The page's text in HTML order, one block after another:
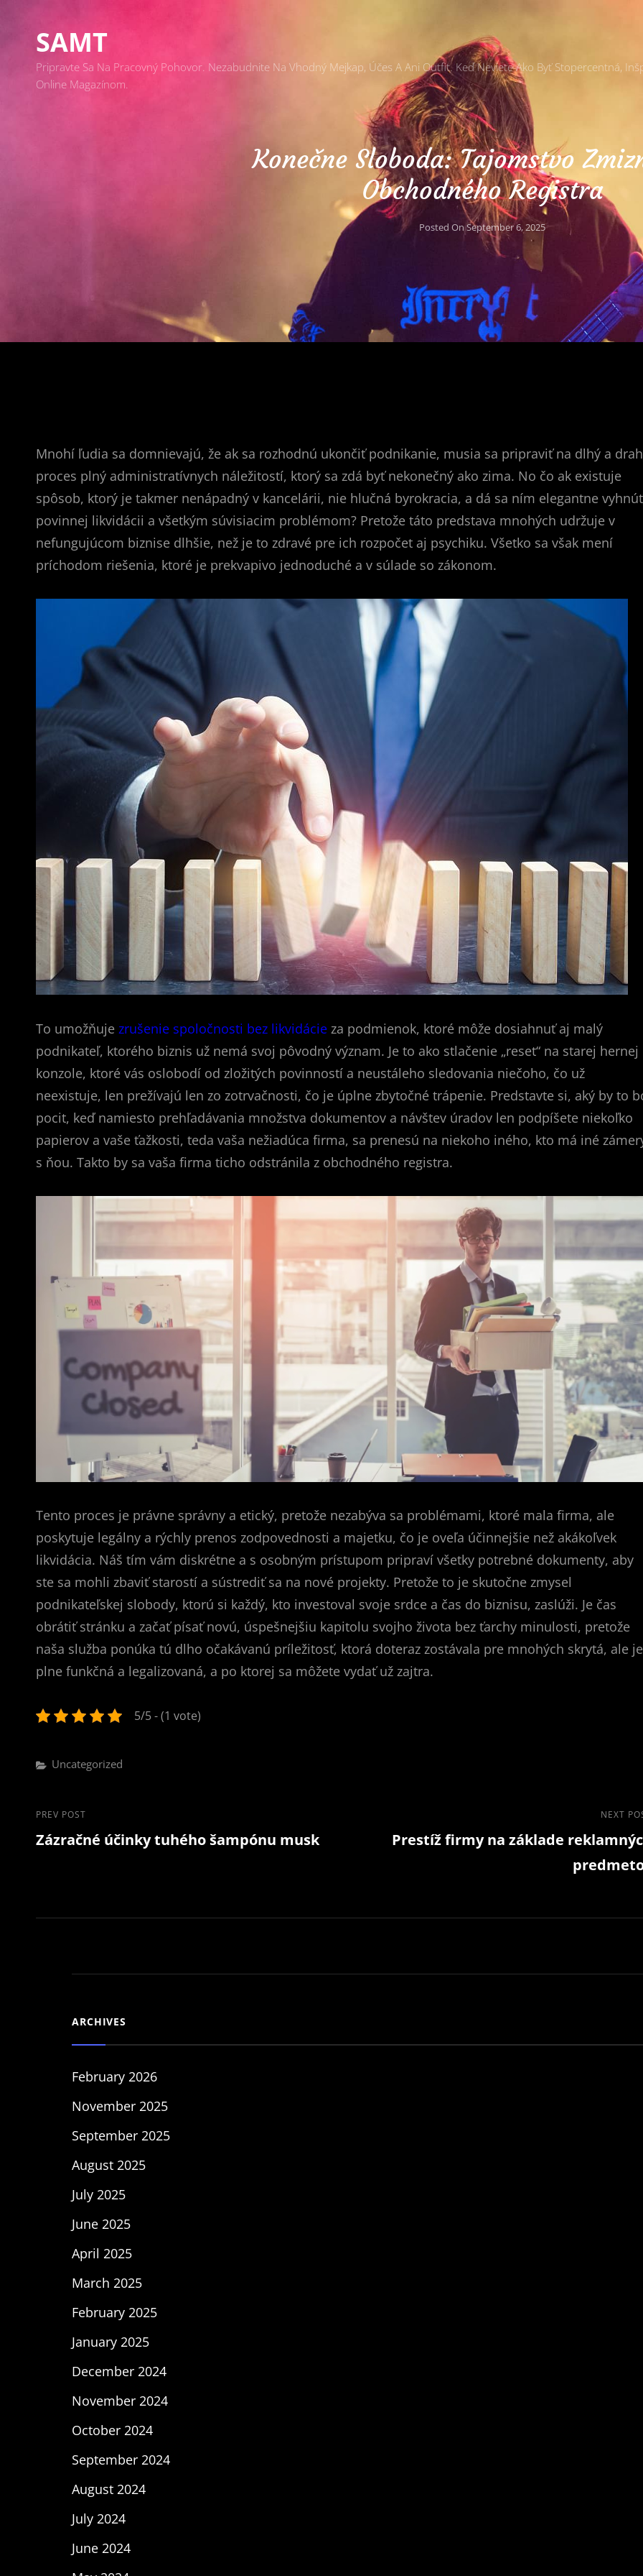
SAMT
Pripravte Sa Na Pracovný Pohovor. Nezabudnite Na Vhodný Mejkap, Účes A Ani Outfit. Keď Neviete Ako Byť Stopercentná,
Online Magazínom.
Konečne Sloboda: Tajomstvo
Obchodného Registra
Posted OnSeptember 6, 2025
Mnohí ľudia sa domnievajú, že ak sa rozhodnú ukončiť podnikanie, musia sa pripraviť na dlhý a
proces plný administratívnych náležitostí, ktorý sa zdá byť nekonečný ako zima. No čo ak existuje
spôsob, ktorý je takmer nenápadný v kancelárii, nie hlučná byrokracia, a dá sa ním elegantne vyhnúť
povinnej likvidácii a všetkým súvisiacim problémom? Pretože táto predstava mnohých udržuje v
nefungujúcom biznise dlhšie, než je to zdravé pre ich rozpočet aj psychiku. Všetko sa však mení
príchodom riešenia, ktoré je prekvapivo jednoduché a v súlade so zákonom.
To umožňuje zrušenie spoločnosti bez likvidácie za podmienok, ktoré môže dosiahnuť aj malý
podnikateľ, ktorého biznis už nemá svoj pôvodný význam. Je to ako stlačenie „reset“ na starej hernej
konzole, ktoré vás oslobodí od zložitých povinností a neustáleho sledovania niečoho, čo už
neexistuje, len prežívajú len zo zotrvačnosti, čo je úplne zbytočné trápenie. Predstavte si, aký by to
pocit, keď namiesto prehľadávania množstva dokumentov a návštev úradov len podpíšete niekoľko
papierov a vaše ťažkosti, teda vaša nežiadúca firma, sa prenesú na niekoho iného, kto má iné
s ňou. Takto by sa vaša firma ticho odstránila z obchodného registra.
Tento proces je právne správny a etický, pretože nezabýva sa problémami, ktoré mala firma, ale
poskytuje legálny a rýchly prenos zodpovednosti a majetku, čo je oveľa účinnejšie než akákoľvek
likvidácia. Náš tím vám diskrétne a s osobným prístupom pripraví všetky potrebné dokumenty, aby
ste sa mohli zbaviť starostí a sústrediť sa na nové projekty. Pretože to je skutočne zmysel
podnikateľskej slobody, ktorú si každý, kto investoval svoje srdce a čas do biznisu, zaslúži. Je čas
obrátiť stránku a začať písať novú, úspešnejšiu kapitolu svojho života bez ťarchy minulosti, pretože
naša služba ponúka tú dlho očakávanú príležitosť, ktorá doteraz zostávala pre mnohých skrytá, ale je
plne funkčná a legalizovaná, a po ktorej sa môžete vydať už zajtra.
5/5 - (1 vote)
Categories
Uncategorized
Post
navigation
Previous
Post
PREV POST
Zázračné účinky tuhého šampónu musk
NEXT
Prestíž firmy na základe
ARCHIVES
February 2026
November 2025
September 2025
August 2025
July 2025
June 2025
April 2025
March 2025
February 2025
January 2025
December 2024
November 2024
October 2024
September 2024
August 2024
July 2024
June 2024